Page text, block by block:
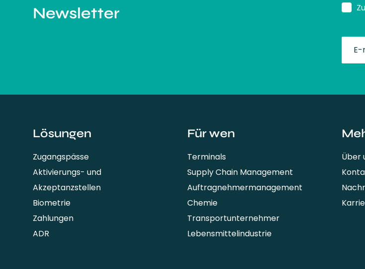
Newsletter
Lösungen
Zugangspässe
Aktivierungs- und
Akzeptanzstellen
Biometrie
Zahlungen
ADR
Für wen
Terminals
Supply Chain Management
Auftragnehmermanagement
Chemie
Transportunternehmer
Lebensmittelindustrie
Über